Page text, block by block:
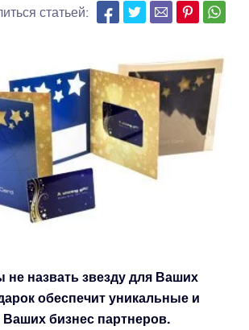
статьей:
назвать звезду для Ваших
обеспечит уникальные и
Ваших бизнес партнеров.